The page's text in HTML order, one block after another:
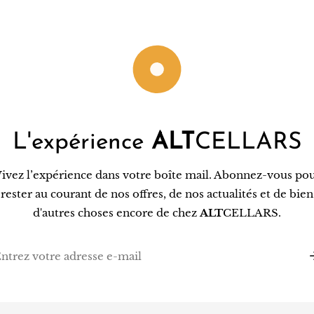
L'expérience ALT CELLARS
l’expérience dans votre boîte mail. Abonnez-vous
rester au courant de nos offres, de nos actualités et de bien
d'autres choses encore de chezALTCELLARS.